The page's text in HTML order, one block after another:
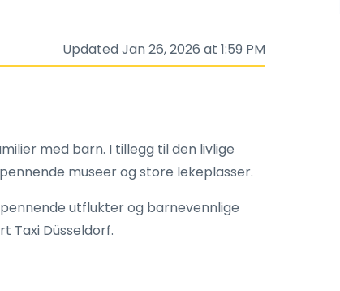
Updated Jan 26, 2026 at 1:59 PM
med barn. I tillegg til den livlige
museer og store lekeplasser.
utflukter og barnevennlige
Taxi Düsseldorf.